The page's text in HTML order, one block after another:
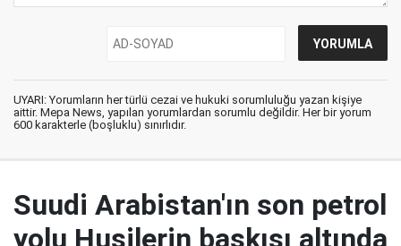
UYARI: Yorumların her türlü cezai ve hukuki sorumluluğu yazan kişiye
aittir. Mepa News, yapılan yorumlardan sorumlu değildir. Her bir yorum
600 karakterle (boşluklu) sınırlıdır.
Suudi Arabistan'ın son petrol
yolu Husilerin baskısı altında